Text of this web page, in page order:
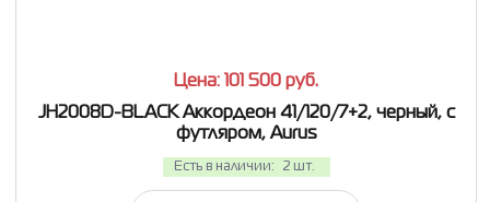
Цена: 101 500 руб.
JH2008D-BLACK Аккордеон 41/120/7+2, черный, с
футляром, Aurus
Есть в наличии: 2 шт.